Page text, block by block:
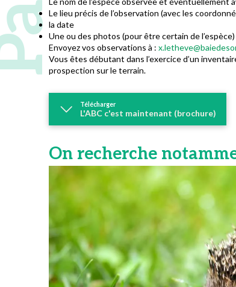
Le lieu précis de l’observation (avec les
la date
Une ou des photos (pour être certain de l’espèce)
Envoyez vos observations à :
Vous êtes débutant dans l’exercice d’un
prospection sur le terrain.
Télécharger
L'ABC c'est maintenant (brochure)
On recherche